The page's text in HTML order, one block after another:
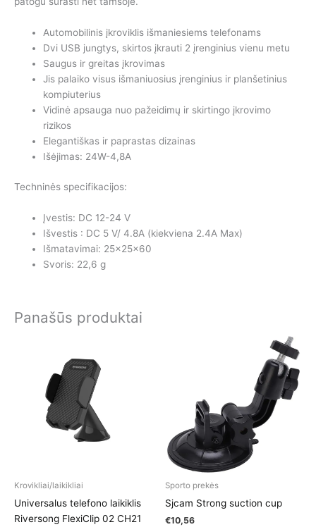
Automobilinis įkroviklis išmaniesiems telefonams
Dvi USB jungtys, skirtos įkrauti 2 įrenginius vienu metu
Saugus ir greitas įkrovimas
Jis palaiko visus išmaniuosius įrenginius ir planšetinius
kompiuterius
Vidinė apsauga nuo pažeidimų ir skirtingo įkrovimo
rizikos
Elegantiškas ir paprastas dizainas
Išėjimas: 24W-4,8A
Techninės specifikacijos:
Įvestis: DC 12-24 V
Išvestis : DC 5 V/ 4.8A (kiekviena 2.4A Max)
Išmatavimai: 25x25x60
Svoris: 22,6 g
Panašūs produktai
Krovikliai/laikikliai
Universalus telefono laikiklis
Riversong FlexiClip 02 CH21
Sporto prekės
Sjcam Strong suction cup
€10,56